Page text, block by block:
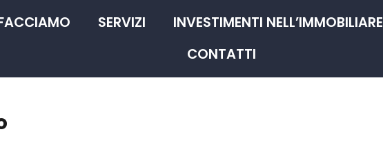
SERVIZI INVESTIMENTI NELL’IMMOBILIARE
CONTATTI